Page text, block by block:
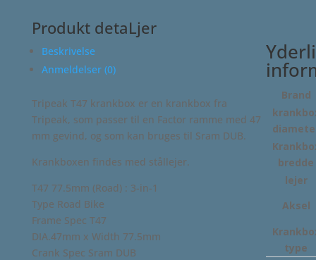
-
Sram
DUB
antal
Produkt detaLjer
Beskrivelse
Anmeldelser (0)
Tripeak T47 krankbox er en krankbox fra
Tripeak, som passer til en Factor ramme med 47
mm gevind, og som kan bruges til Sram DUB.
Krankboxen findes med stållejer.
T47 77.5mm (Road) : 3-in-1
Type Road Bike
Frame Spec T47
DIA.47mm x Width 77.5mm
Crank Spec Sram DUB
Brand
bredde
lejer
Aksel
type